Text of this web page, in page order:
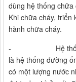
dùng hệ thống
Khi chữa cháy, triển
hành chữa cháy.
- Hệ thống
là hệ thống đường
có một lượng nước